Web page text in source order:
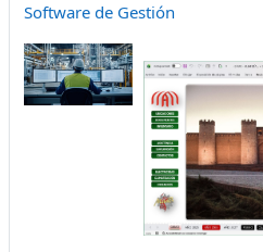
Software de Gestión